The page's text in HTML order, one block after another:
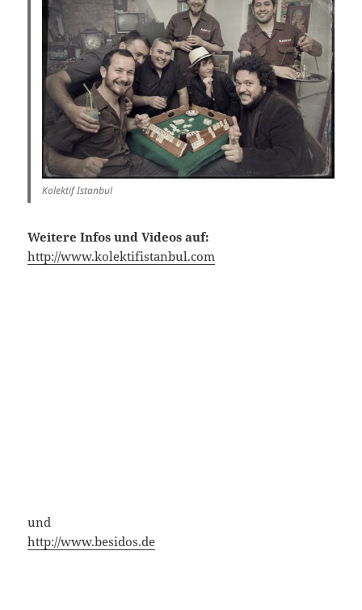
Kolektif Istanbul
Weitere Infos und Videos auf:
http://www.kolektifistanbul.com
und
http://www.besidos.de